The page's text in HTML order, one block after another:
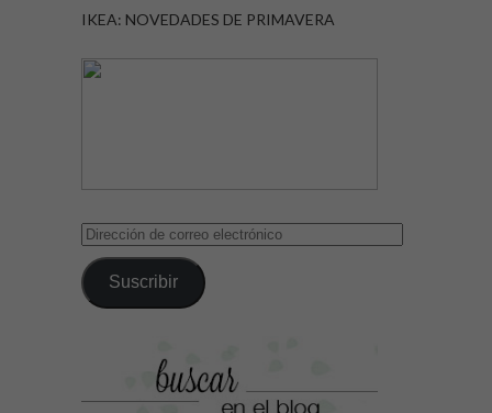
IKEA: NOVEDADES DE PRIMAVERA
Dirección
correo
electrónico
Suscribir